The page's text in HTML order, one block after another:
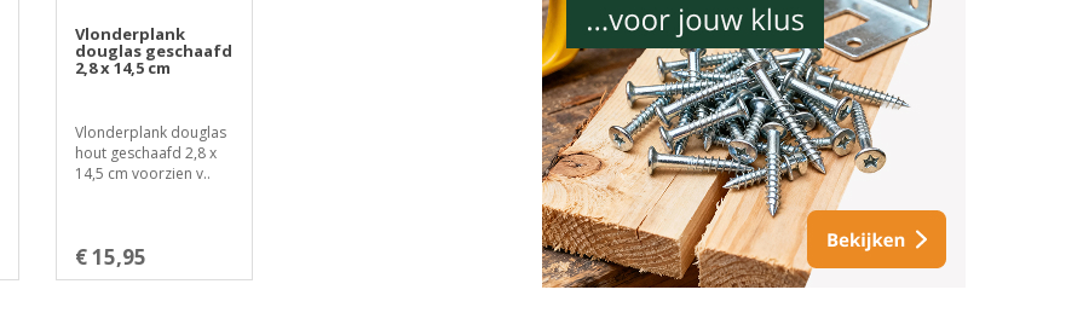
Vlonderplank
douglas geschaafd
2,8 x 14,5 cm
Vlonderplank douglas
hout geschaafd 2,8 x
14,5 cm voorzien v..
€ 15,95